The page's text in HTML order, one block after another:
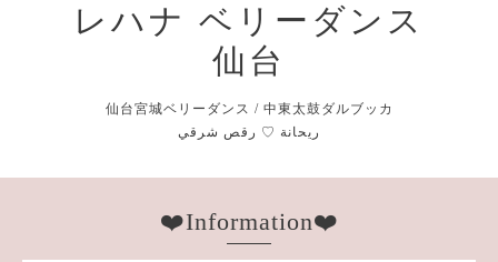
レハナ ベリーダンス
仙台
仙台宮城ベリーダンス / 中東太鼓ダルブッカ
❤️Information❤️